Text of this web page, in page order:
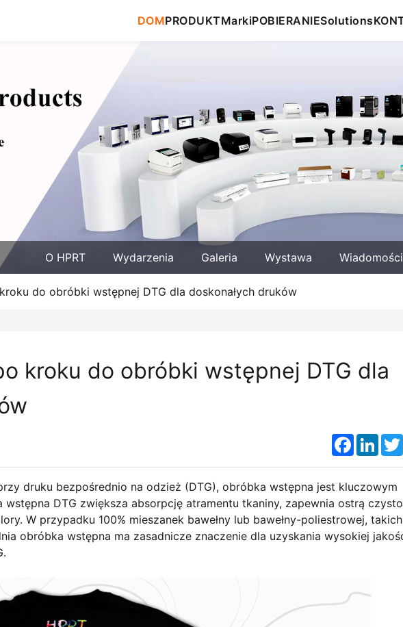
DOMPRODUKTMarkiPOBIERANIESolutions
O HPRT Wydarzenia Galeria Wystawa Wiadomości
do obróbki wstępnej DTG dla doskonałych druków
kroku do obróbki wstępnej DTG dla
Facebook
druku bezpośrednio na odzież (DTG), obróbka wstępna jest kluczowym
wstępna DTG zwiększa absorpcję atramentu tkaniny, zapewnia ostrą
W przypadku 100% mieszanek bawełny lub bawełny-poliestrowej,
obróbka wstępna ma zasadnicze znaczenie dla uzyskania wysokiej